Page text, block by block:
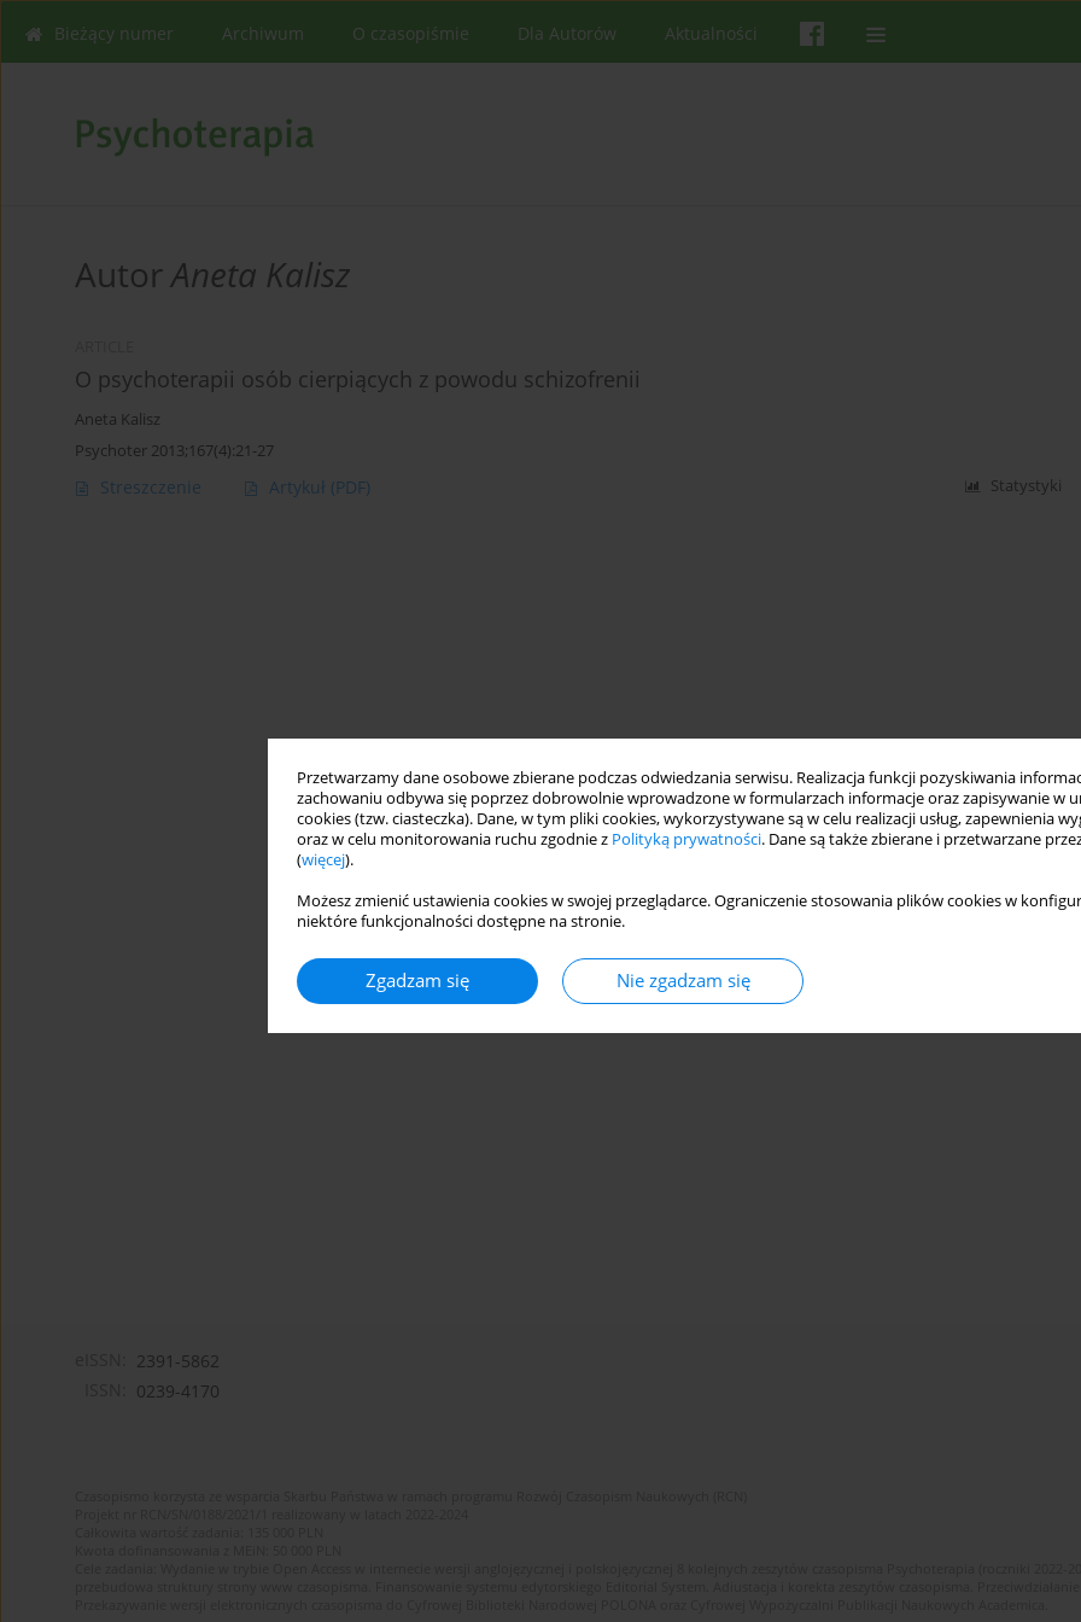
Przetwarzamy dane osobowe zbierane podczas odwiedzania serwisu. Realizacja funkcji pozyskiwania
zachowaniu odbywa się poprzez dobrowolnie wprowadzone w formularzach informacje oraz zapisywanie w
cookies (tzw. ciasteczka). Dane, w tym pliki cookies, wykorzystywane są w celu realizacji usług, zapewnienia
oraz w celu monitorowania ruchu zgodnie z Polityką prywatności. Dane są także zbierane i przetwarzane
(więcej).
Możesz zmienić ustawienia cookies w swojej przeglądarce. Ograniczenie stosowania plików cookies w
niektóre funkcjonalności dostępne na stronie.
Zgadzam się Nie zgadzam się
Bieżący numer Archiwum O czasopiśmie Dla Autorów Aktualności
AutorAneta Kalisz
O psychoterapii osób cierpiących z powodu schizofrenii
Aneta Kalisz
Psychoter 2013;167(4):21-27
Streszczenie Artykuł (PDF) Statystyki
2391-5862
0239-4170